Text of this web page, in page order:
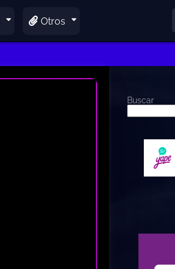
Otros
Buscar